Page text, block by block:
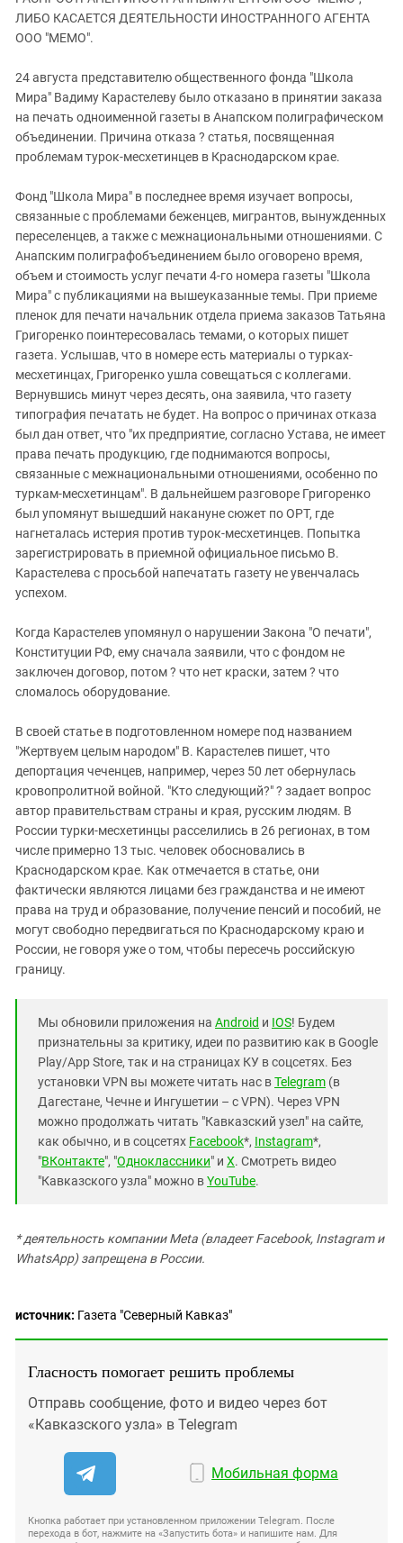
ЗАСТАВЛЯЕТ
ПРЕСЛЕДОВАНИЕ АКТИВИСТОВ
МОБИЛИЗАЦИЯ И ПРОТЕСТЫ
Дагестан
Ингушетия
Кабардино-Балкария
Калмыкия
Карачаево-Черкесия
Краснодарский край
Российская Федерация
Ростовская область
Северная Осетия - Алания
СКФО
Ставропольский край
Чечня
Южная Осетия
Южный Кавказ
ЮФО
ЛИБО КАСАЕТСЯ ДЕЯТЕЛЬНОСТИ ИНОСТРАННОГО АГЕНТА
ООО "МЕМО".
24 августа представителю общественного фонда "Школа
Мира" Вадиму Карастелеву было отказано в принятии заказа
на печать одноименной газеты в Анапском полиграфическом
объединении. Причина отказа ? статья, посвященная
проблемам турок-месхетинцев в Краснодарском крае.
Фонд "Школа Мира" в последнее время изучает вопросы,
связанные с проблемами беженцев, мигрантов, вынужденных
переселенцев, а также с межнациональными отношениями. С
Анапским полиграфобъединением было оговорено время,
объем и стоимость услуг печати 4-го номера газеты "Школа
Мира" с публикациями на вышеуказанные темы. При приеме
пленок для печати начальник отдела приема заказов Татьяна
Григоренко поинтересовалась темами, о которых пишет
газета. Услышав, что в номере есть материалы о турках-
месхетинцах, Григоренко ушла совещаться с коллегами.
Вернувшись минут через десять, она заявила, что газету
типография печатать не будет. На вопрос о причинах отказа
был дан ответ, что "их предприятие, согласно Устава, не имеет
права печать продукцию, где поднимаются вопросы,
связанные с межнациональными отношениями, особенно по
туркам-месхетинцам". В дальнейшем разговоре Григоренко
был упомянут вышедший накануне сюжет по ОРТ, где
нагнеталась истерия против турок-месхетинцев. Попытка
зарегистрировать в приемной официальное письмо В.
Карастелева с просьбой напечатать газету не увенчалась
успехом.
Когда Карастелев упомянул о нарушении Закона "О печати",
Конституции РФ, ему сначала заявили, что с фондом не
заключен договор, потом ? что нет краски, затем ? что
сломалось оборудование.
В своей статье в подготовленном номере под названием
"Жертвуем целым народом" В. Карастелев пишет, что
депортация чеченцев, например, через 50 лет обернулась
кровопролитной войной. "Кто следующий?" ? задает вопрос
автор правительствам страны и края, русским людям. В
России турки-месхетинцы расселились в 26 регионах, в том
числе примерно 13 тыс. человек обосновались в
Краснодарском крае. Как отмечается в статье, они
фактически являются лицами без гражданства и не имеют
права на труд и образование, получение пенсий и пособий, не
могут свободно передвигаться по Краснодарскому краю и
России, не говоря уже о том, чтобы пересечь российскую
границу.
Мы обновили приложения на Android и IOS! Будем
признательны за критику, идеи по развитию как в Google
Play/App Store, так и на страницах КУ в соцсетях. Без
установки VPN вы можете читать нас вTelegram (в
Дагестане, Чечне и Ингушетии – с VPN). Через VPN
можно продолжать читать "Кавказский узел" на сайте,
как обычно, и в соцсетях Facebook*, Instagram*,
"ВКонтакте", "Одноклассники" и X. Смотреть видео
"Кавказского узла" можно вYouTube.
* деятельность компании Meta (владеет Facebook, Instagram и
WhatsApp) запрещена в России.
источник: Газета "Северный Кавказ"
Гласность помогает решить проблемы
Отправь сообщение, фото и видео через бот
«Кавказского узла» в Telegram
Мобильная форма
Кнопка работает при установленном приложении Telegram. После
перехода в бот, нажмите на «Запустить бота» и напишите нам. Для